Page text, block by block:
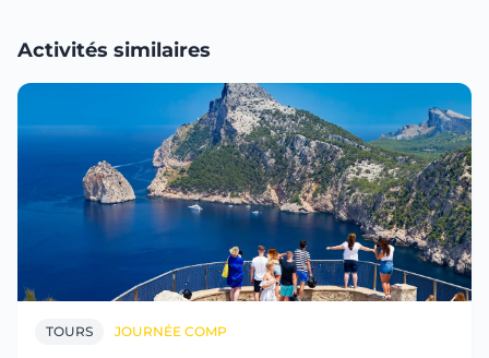
Activités similaires
TOURS JOURNÉE COMP